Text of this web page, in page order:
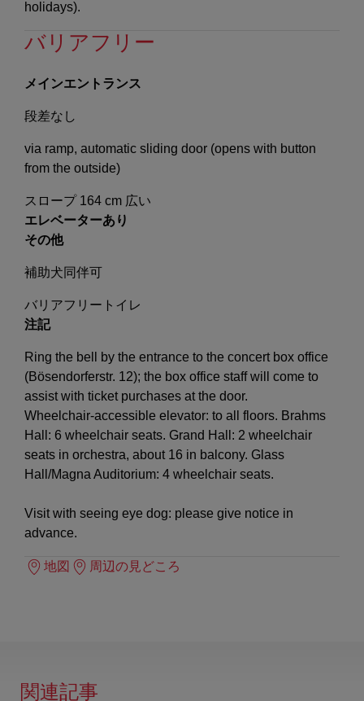
holidays).
バリアフリー
メインエントランス
段差なし
via ramp, automatic sliding door (opens with button
from the outside)
スロープ 164 cm 広い
エレベーターあり
その他
補助犬同伴可
バリアフリートイレ
注記
Ring the bell by the entrance to the concert box office
(Bösendorferstr. 12); the box office staff will come to
assist with ticket purchases at the door.
Wheelchair-accessible elevator: to all floors. Brahms
Hall: 6 wheelchair seats. Grand Hall: 2 wheelchair
seats in orchestra, about 16 in balcony. Glass
Hall/Magna Auditorium: 4 wheelchair seats.
Visit with seeing eye dog: please give notice in
advance.
地図 周辺の見どころ
関連記事